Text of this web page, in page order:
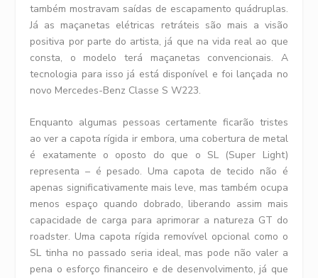
também mostravam saídas de escapamento quádruplas.
Já as maçanetas elétricas retráteis ​​são mais a visão
positiva por parte do artista, já que na vida real ao que
consta, o modelo terá maçanetas convencionais. A
tecnologia para isso já está disponível e foi lançada no
novo Mercedes-Benz Classe S W223.
Enquanto algumas pessoas certamente ficarão tristes
ao ver a capota rígida ir embora, uma cobertura de metal
é exatamente o oposto do que o SL (Super Light)
representa – é pesado. Uma capota de tecido não é
apenas significativamente mais leve, mas também ocupa
menos espaço quando dobrado, liberando assim mais
capacidade de carga para aprimorar a natureza GT do
roadster. Uma capota rígida removível opcional como o
SL tinha no passado seria ideal, mas pode não valer a
pena o esforço financeiro e de desenvolvimento, já que